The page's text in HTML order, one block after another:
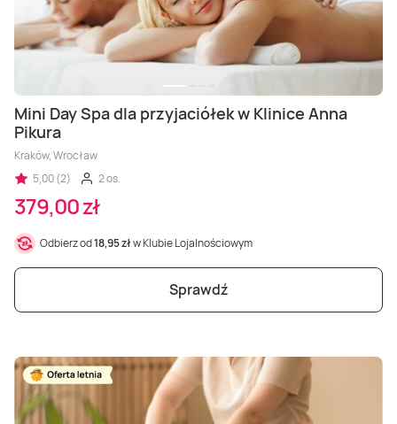
Mini Day Spa dla przyjaciółek w Klinice Anna
Pikura
Kraków, Wrocław
5,00 (2)
2 os.
379,00 zł
Odbierz od18,95 złw Klubie Lojalnościowym
Sprawdź